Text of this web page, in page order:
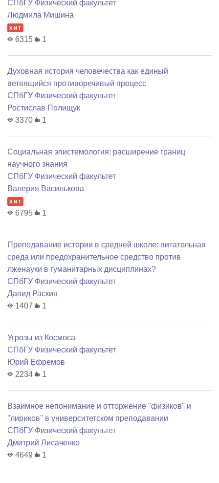
СПбГУ Физический факультет
Людмила Мишина
хит
6315 1
Духовная история человечества как единый
ветвящийся противоречивый процесс
СПбГУ Физический факультет
Ростислав Полищук
3370
1
Социальная эпистемология: расширение границ
научного знания
СПбГУ Физический факультет
Валерия Василькова
хит
6795 1
Преподавание истории в средней школе: питательная
среда или предохранительное средство против
лженауки в гуманитарных дисциплинах?
СПбГУ Физический факультет
Давид Раскин
1407
1
Угрозы из Космоса
СПбГУ Физический факультет
Юрий Ефремов
2234
1
Взаимное непонимание и отторжение ''физиков'' и
''лириков'' в университетском преподавании
СПбГУ Физический факультет
Дмитрий Лисаченко
4649
1